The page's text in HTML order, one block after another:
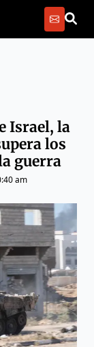
Israel, la
los
guerra
am